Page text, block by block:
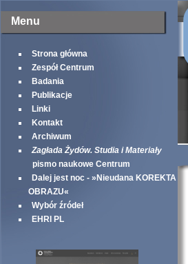
Menu
Strona główna
Zespół Centrum
Badania
Publikacje
Linki
Kontakt
Archiwum
Zagłada Żydów. Studia i Materiały
pismo naukowe Centrum
Dalej jest noc - »Nieudana KOREKTA
OBRAZU«
Wybór źródeł
EHRI PL